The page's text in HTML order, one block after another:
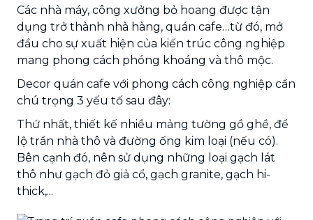
Các nhà máy, công xưởng bỏ hoang được tận
dụng trở thành nhà hàng, quán cafe…từ đó, mở
đầu cho sự xuất hiện của kiến trúc công nghiệp
mang phong cách phóng khoáng và thô mộc.
Decor quán cafe với phong cách công nghiệp cần
chú trọng 3 yếu tố sau đây:
Thứ nhất, thiết kế nhiều mảng tường gồ ghề, để
lộ trần nhà thô và đường ống kim loại (nếu có).
Bên cạnh đó, nên sử dụng những loại gạch lát
thô như gạch đỏ giả cổ, gạch granite, gạch hi-
thick,...